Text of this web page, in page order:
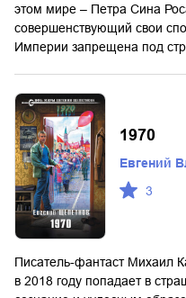
этом мире – Петра Сина
совершенствующий свои
Империи запрещена под
1970
Евгений
3
Писатель-фантаст Михаил
в 2018 году попадает в